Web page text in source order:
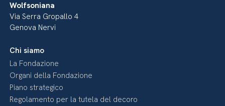
Wolfsoniana
Via Serra Gropallo 4
Genova Nervi
Chi siamo
La Fondazione
Organi della Fondazione
Piano strategico
Regolamento per la tutela del decoro